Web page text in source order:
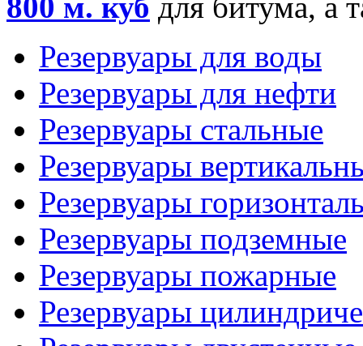
Резервуары для воды
Резервуары для нефти
Резервуары стальные
Резервуары
Резервуары
Резервуары подземные
Резервуары пожарные
Резервуары